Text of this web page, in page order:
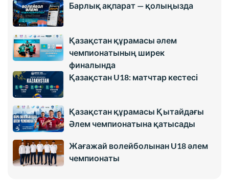
Барлық ақпарат — қолыңызда
Қазақстан құрамасы әлем
чемпионатының ширек
финалында
Қазақстан U18: матчтар кестесі
Қазақстан құрамасы Қытайдағы
Әлем чемпионатына қатысады
Жағажай волейболынан U18 әлем
чемпионаты